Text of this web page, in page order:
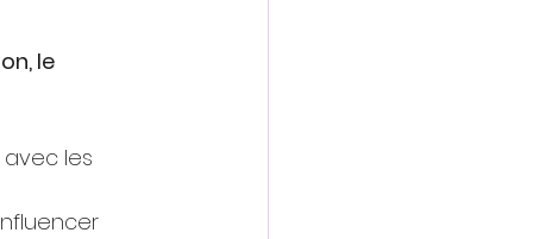
le
les